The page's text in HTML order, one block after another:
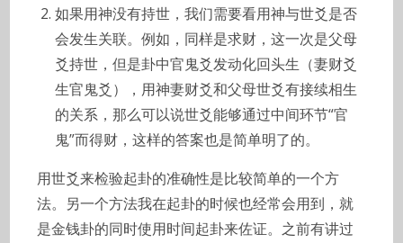
如果用神没有持世，我们需要看用神与世爻是否
会发生关联。例如，同样是求财，这一次是父母
爻持世，但是卦中官鬼爻发动化回头生（妻财爻
生官鬼爻），用神妻财爻和父母世爻有接续相生
的关系，那么可以说世爻能够通过中间环节“官
鬼”而得财，这样的答案也是简单明了的。
用世爻来检验起卦的准确性是比较简单的一个方
法。另一个方法我在起卦的时候也经常会用到，就
是金钱卦的同时使用时间起卦来佐证。之前有讲过